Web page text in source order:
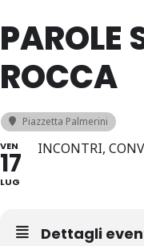
PAROLE
ROCCA
Piazzetta Palmerini
VEN
17
LUG
INCONTRI,
Dettagli